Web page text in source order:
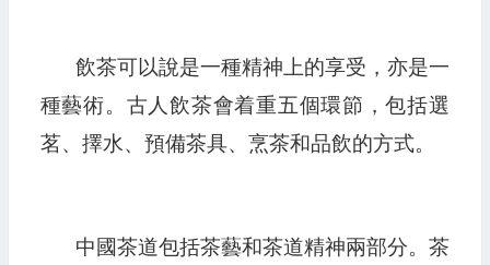
飲茶可以說是一種精神上的享受，亦是一
種藝術。古人飲茶會着重五個環節，包括選
茗、擇水、預備茶具、烹茶和品飲的方式。
中國茶道包括茶藝和茶道精神兩部分。茶